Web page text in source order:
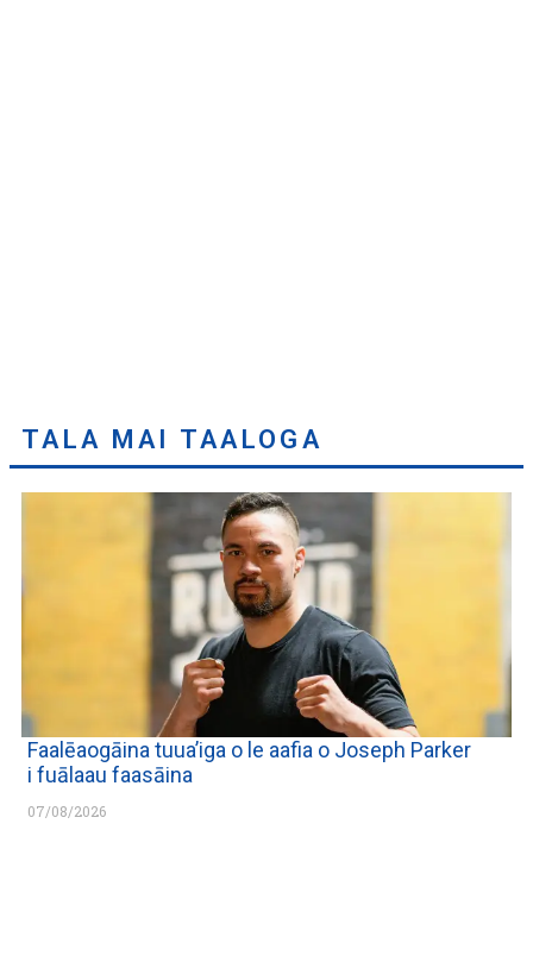
TALA MAI TAALOGA
Faalēaogāina tuua’iga o le aafia o Joseph Parker
i fuālaau faasāina
07/08/2026